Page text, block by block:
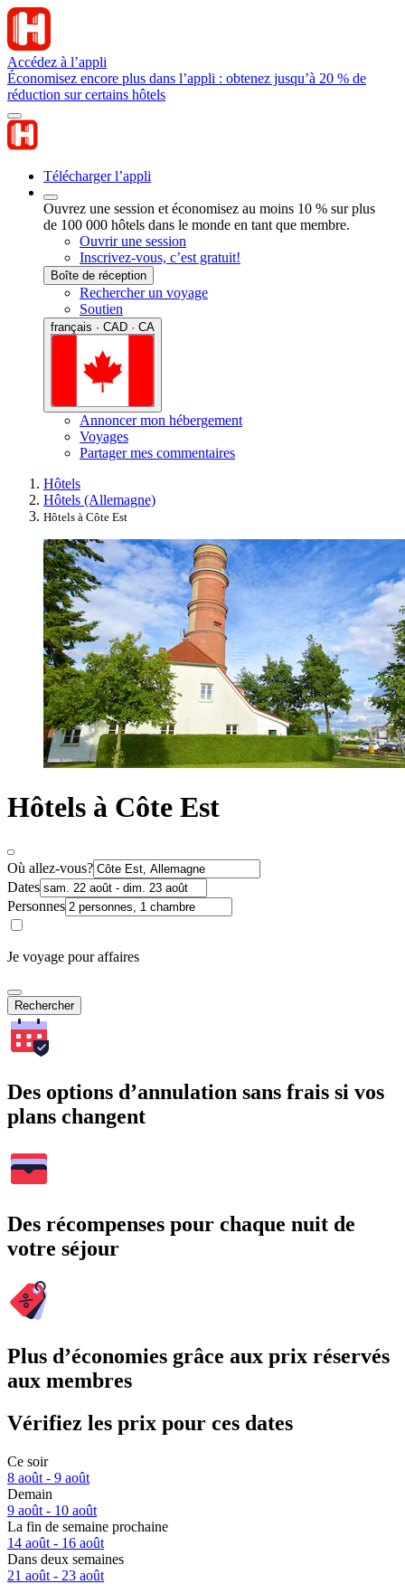
Accédez à l’appli
Économisez encore plus dans l’appli : obtenez jusqu’à 20 % de
réduction sur certains hôtels
Télécharger l’appli
Ouvrez une session et économisez au moins 10 % sur plus
de 100 000 hôtels dans le monde en tant que membre.
Ouvrir une session
Inscrivez-vous, c’est gratuit!
Boîte de réception
Rechercher un voyage
Soutien
français · CAD · CA
Annoncer mon hébergement
Voyages
Partager mes commentaires
Hôtels
Hôtels (Allemagne)
Hôtels à Côte Est
Hôtels à Côte Est
Où allez-vous?
Dates
Personnes
Je voyage pour affaires
Rechercher
Des options d’annulation sans frais si vos
plans changent
Des récompenses pour chaque nuit de
votre séjour
Plus d’économies grâce aux prix réservés
aux membres
Vérifiez les prix pour ces dates
Ce soir
8 août - 9 août
Demain
9 août - 10 août
La fin de semaine prochaine
14 août - 16 août
Dans deux semaines
21 août - 23 août